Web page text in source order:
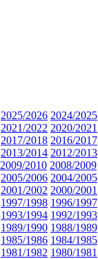
2025/2026 2024/2025
2021/2022 2020/2021
2017/2018 2016/2017
2013/2014 2012/2013
2009/2010 2008/2009
2005/2006 2004/2005
2001/2002 2000/2001
1997/1998 1996/1997
1993/1994 1992/1993
1989/1990 1988/1989
1985/1986 1984/1985
1981/1982 1980/1981